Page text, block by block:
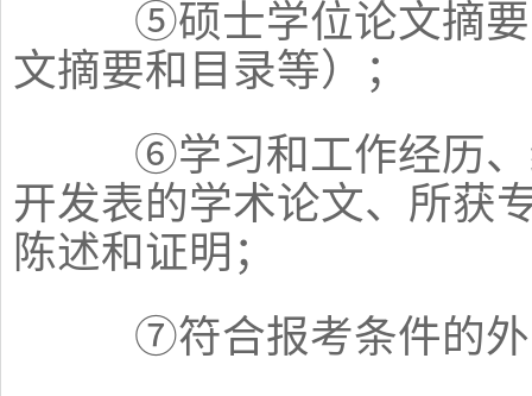
⑤硕士学位论文摘要
文摘要和目录等）；
⑥学习和工作经历、
开发表的学术论文、所获
陈述和证明；
⑦符合报考条件的外